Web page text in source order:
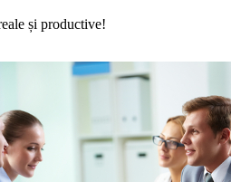
și productive!